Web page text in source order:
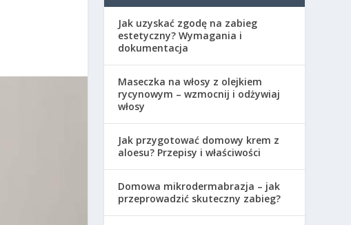
Jak uzyskać zgodę na zabieg
estetyczny? Wymagania i
dokumentacja
Maseczka na włosy z olejkiem
rycynowym – wzmocnij i odżywiaj
włosy
Jak przygotować domowy krem z
aloesu? Przepisy i właściwości
Domowa mikrodermabrazja – jak
przeprowadzić skuteczny zabieg?